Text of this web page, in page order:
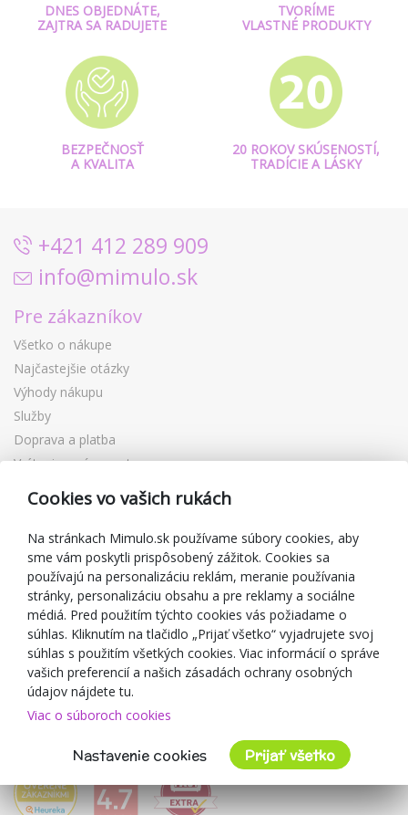
DNES OBJEDNÁTE,
ZAJTRA SA RADUJETE
TVORÍME
VLASTNÉ PRODUKTY
BEZPEČNOSŤ
A KVALITA
20 ROKOV SKÚSENOSTÍ,
TRADÍCIE A LÁSKY
+421 412 289 909
info@mimulo.sk
Pre zákazníkov
Všetko o nákupe
Najčastejšie otázky
Výhody nákupu
Služby
Doprava a platba
Vrátenie a výmena tovaru
Reklamácia
Darčekové poukážky
Zľavové kupóny
Blog
O predajcovi
Mimulo.sk
Obchodné podmienky
Ochrana osobných údajov GDPR
Kontakty
Spolupracujeme
Cookies vo vašich rukách
Na stránkach Mimulo.sk používame súbory cookies, aby
sme vám poskytli prispôsobený zážitok. Cookies sa
používajú na personalizáciu reklám, meranie používania
stránky, personalizáciu obsahu a pre reklamy a sociálne
médiá. Pred použitím týchto cookies vás požiadame o
súhlas. Kliknutím na tlačidlo „Prijať všetko“ vyjadrujete svoj
súhlas s použitím všetkých cookies. Viac informácií o správe
vašich preferencií a našich zásadách ochrany osobných
údajov nájdete tu.
Viac o súboroch cookies
Nastavenie cookies Prijať všetko